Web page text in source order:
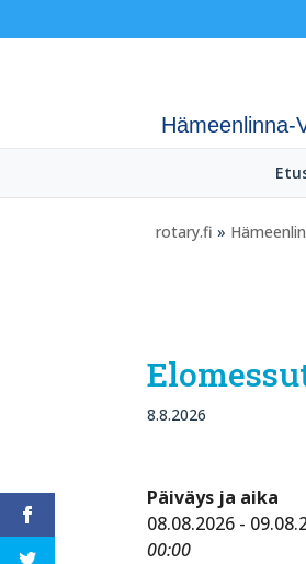
Hämeenlinna-
rotary.fi »
8.8.2026
Päiväys ja aika
08.08.2026 -
00:00